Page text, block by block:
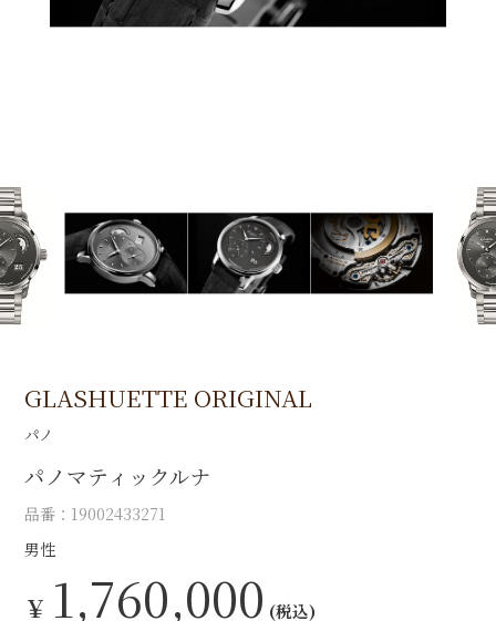
GLASHUETTE ORIGINAL
パノ
パノマティックルナ
品番：19002433271
男性
￥ 1,760,000 (税込)